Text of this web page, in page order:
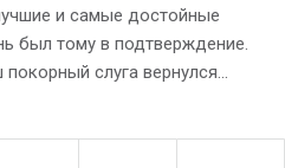
и самые достойные
был тому в подтверждение.
слуга вернулся…